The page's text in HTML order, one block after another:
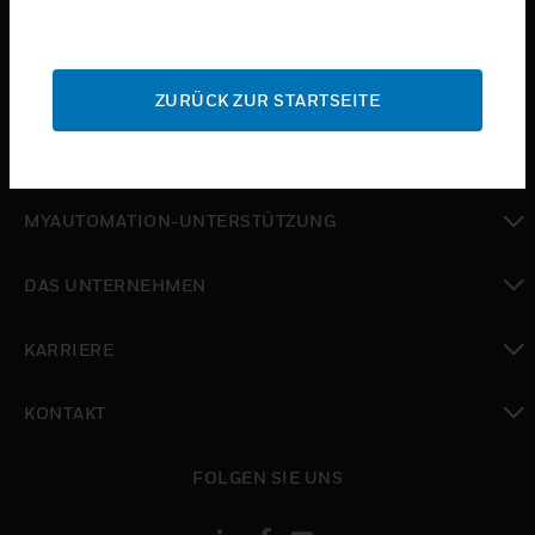
toggle view
toggle view
MYAUTOMATION-UNTERSTÜTZUNG
DAS UNTERNEHMEN
KARRIERE
KONTAKT
FOLGEN SIE UNS
ZURÜCK ZUR STARTSEITE